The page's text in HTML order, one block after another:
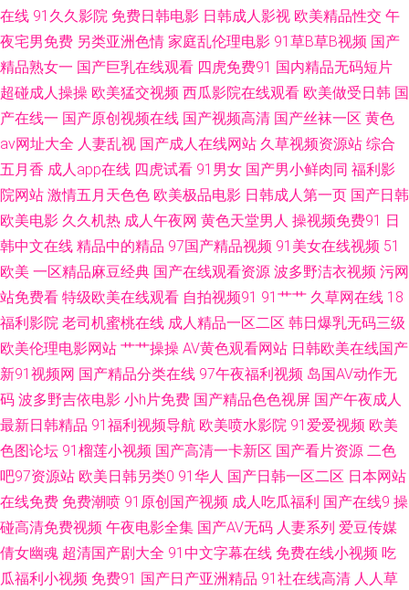
窥自拍五月天 另类av专区 成人论坛欧美日韩 91亚洲精品入口 五月婷婷不卡
网 三级片操逼 av片网站 欧亚韩日 91入在线观看 豆花Va官网 久久撸视频 三
级内射 久色成人网 欧美TV一二三 在线观看小视频 91成品视频 91啦在线 91
免费处女 黄色视屏观看一区 青娱乐AV网站 伊人久久大香 菠萝AV在线电影 黄
色美女视频 蜜桃精品一区二 色色欧美人妖 午夜成人导航 亚洲爱豆天堂玩 三
级成年在线 偷窥自拍五月天 亚洲另类春色小说 91发布页 97人人操人人插 国
产色交网址 欧美色图网址 五月婷婷操逼 91精选在线观看 超碰久碰 久草众合
网 狠狠撸日日操 日韩欧美wwww 91网站黄 成人论坛资源 国产日韩久 欧美
福利一区 人妻东京热 日韩中文欧美 国产91色 美女片导航 天堂福利av 91久
久香蕉超碰 亚洲性爱巨场 成人日B福利视频 欧美人妖黄网 五月丁香福利网
草逼资源导航 激情一道本 人妖黃色一級A片 中文字幕一二一三 国产AB高清
欧美性爱第三页 午夜导航 91视频合集 成人伊人丫视频 久热草福利导航 日韩
在线 91久久影院 免费日韩电影 日韩成人影视 欧美精品性交 午
夜宅男免费 另类亚洲色情 家庭乱伦理电影 91草B草B视频 国产
精品熟女一 国产巨乳在线观看 四虎免费91 国内精品无码短片
超碰成人操操 欧美猛交视频 西瓜影院在线观看 欧美做受日韩 国
产在线一 国产原创视频在线 国产视频高清 国产丝袜一区 黄色
av网址大全 人妻乱视 国产成人在线网站 久草视频资源站 综合
五月香 成人app在线 四虎试看 91男女 国产男小鲜肉同 福利影
院网站 激情五月天色色 欧美极品电影 日韩成人第一页 国产日韩
欧美电影 久久机热 成人午夜网 黄色天堂男人 操视频免费91 日
韩中文在线 精品中的精品 97国产精品视频 91美女在线视频 51
欧美 一区精品麻豆经典 国产在线观看资源 波多野洁衣视频 污网
站免费看 特级欧美在线观看 自拍视频91 91艹艹 久草网在线 18
福利影院 老司机蜜桃在线 成人精品一区二区 韩日爆乳无码三级
欧美伦理电影网站 艹艹操操 AV黄色观看网站 日韩欧美在线国产
新91视频网 国产精品分类在线 97午夜福利视频 岛国AV动作无
码 波多野吉依电影 小h片免费 国产精品色色视屏 国产午夜成人
最新日韩精品 91福利视频导航 欧美喷水影院 91爱爱视频 欧美
色图论坛 91榴莲小视频 国产高清一卡新区 国产看片资源 二色
吧97资源站 欧美日韩另类0 91华人 国产日韩一区二区 日本网站
在线免费 免费潮喷 91原创国产视频 成人吃瓜福利 国产在线9 操
碰高清免费视频 午夜电影全集 国产AV无码 人妻系列 爱豆传媒
倩女幽魂 超清国产剧大全 91中文字幕在线 免费在线小视频 吃
瓜福利小视频 免费91 国产日产亚洲精品 91社在线高清 人人草